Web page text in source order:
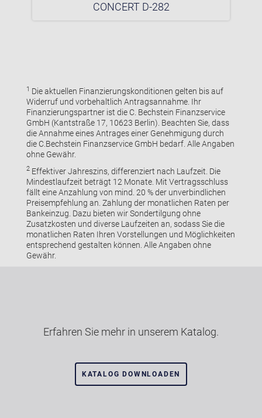
CONCERT D-282
1 Die aktuellen Finanzierungskonditionen gelten bis auf
Widerruf und vorbehaltlich Antragsannahme. Ihr
Finanzierungspartner ist die C. Bechstein Finanzservice
GmbH (Kantstraße 17, 10623 Berlin). Beachten Sie, dass
die Annahme eines Antrages einer Genehmigung durch
die C.Bechstein Finanzservice GmbH bedarf. Alle Angaben
ohne Gewähr.
2Effektiver Jahreszins, differenziert nach Laufzeit. Die
Mindestlaufzeit beträgt 12 Monate. Mit Vertragsschluss
fällt eine Anzahlung von mind. 20 % der unverbindlichen
Preisempfehlung an. Zahlung der monatlichen Raten per
Bankeinzug. Dazu bieten wir Sondertilgung ohne
Zusatzkosten und diverse Laufzeiten an, sodass Sie die
monatlichen Raten Ihren Vorstellungen und Möglichkeiten
entsprechend gestalten können. Alle Angaben ohne
Gewähr.
Erfahren Sie mehr in unserem Katalog.
KATALOG DOWNLOADEN